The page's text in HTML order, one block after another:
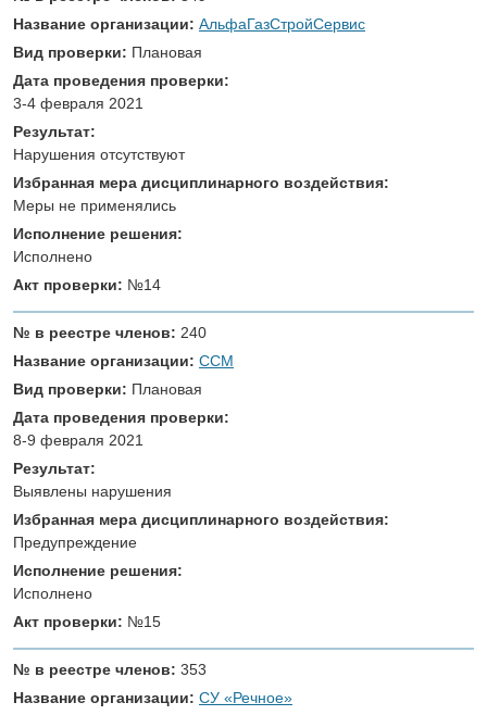
Название организации: АльфаГазСтройСервис
Вид проверки: Плановая
Дата проведения проверки:
3-4 февраля 2021
Результат:
Нарушения отсутствуют
Избранная мера дисциплинарного воздействия:
Меры не применялись
Исполнение решения:
Исполнено
Акт проверки: №14
№ в реестре членов: 240
Название организации: ССМ
Вид проверки: Плановая
Дата проведения проверки:
8-9 февраля 2021
Результат:
Выявлены нарушения
Избранная мера дисциплинарного воздействия:
Предупреждение
Исполнение решения:
Исполнено
Акт проверки: №15
№ в реестре членов: 353
Название организации: СУ «Речное»